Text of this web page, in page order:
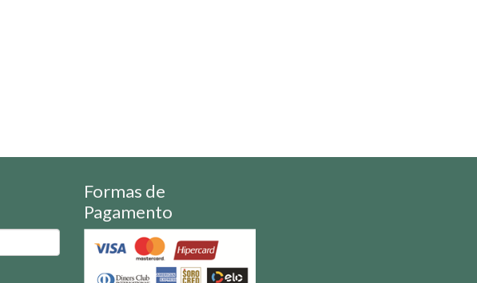
Formas de
Pagamento